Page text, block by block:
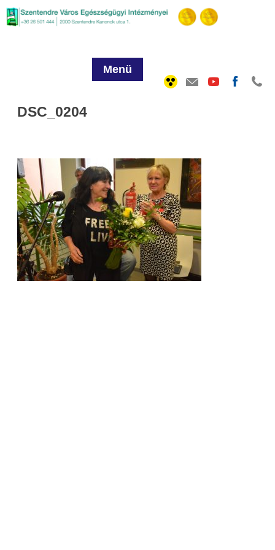
Menü
DSC_0204